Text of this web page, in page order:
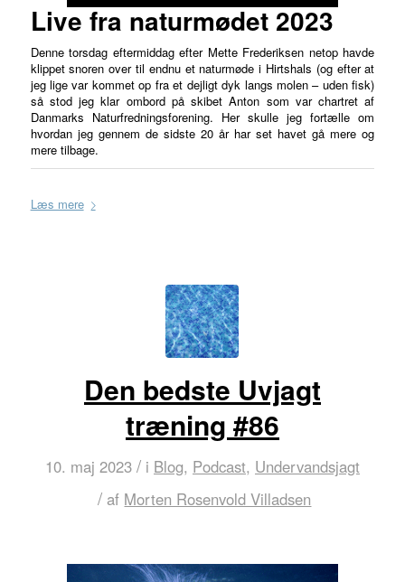
Live fra naturmødet 2023
Denne torsdag eftermiddag efter Mette Frederiksen netop havde
klippet snoren over til endnu et naturmøde i Hirtshals (og efter at
jeg lige var kommet op fra et dejligt dyk langs molen – uden fisk)
så stod jeg klar ombord på skibet Anton som var chartret af
Danmarks Naturfredningsforening. Her skulle jeg fortælle om
hvordan jeg gennem de sidste 20 år har set havet gå mere og
mere tilbage.
Læs mere
Den bedste Uvjagt
træning #86
10. maj 2023 / i Blog, Podcast, Undervandsjagt
/ af Morten Rosenvold Villadsen